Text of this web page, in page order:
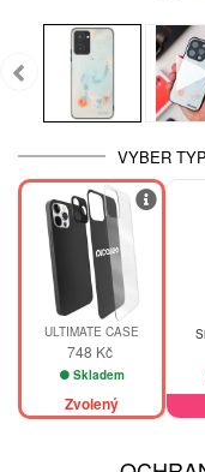
VYBER
ULTIMATE CASE
748 Kč
Skladem
Zvolený